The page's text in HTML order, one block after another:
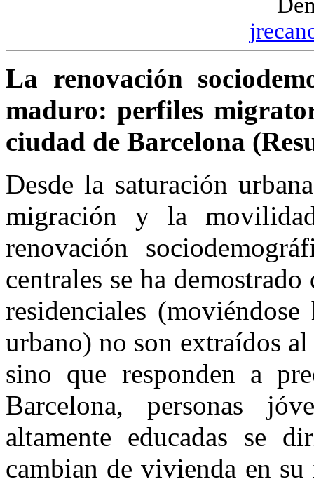
La renovación
maduro: perfiles
ciudad de Barcelona
Desde la saturación
migración y la
renovación
centrales se ha
residenciales
urbano) no son extraídos
sino que responden a
Barcelona, personas
altamente educadas se
cambian de vivienda en